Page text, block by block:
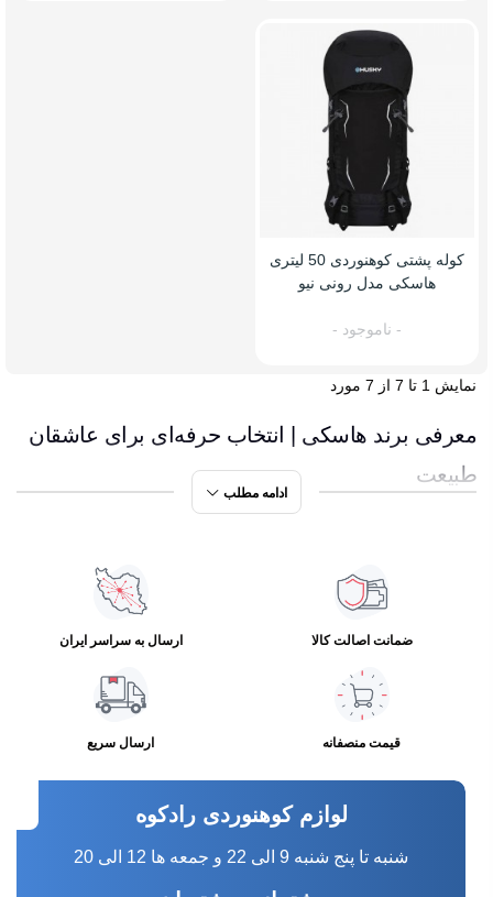
کوله پشتی کوهنوردی 50 لیتری
هاسکی مدل رونی نیو
- ناموجود -
نمایش 1 تا 7 از 7 مورد
معرفی برند هاسکی | انتخاب حرفه‌ای برای عاشقان
طبیعت
زیپ چادر را باز می‌کنید و منظره‌ای بی‌نظیر مقابل شماست.
تجربه جدی خود با تجهیزات حرفه‌ای را با برند هاسکی آغاز
کرده‌اند، برندی که سال‌هاست به عنوان یکی از نام‌های معتبر در
دنیای کوهنوردی و کمپینگ شناخته می‌شود.
ادامه مطلب
ضمانت اصالت کالا ارسال به سراسر ایران
قیمت منصفانه ارسال سریع
لوازم کوهنوردی رادکوه
شنبه تا پنج شنبه 9 الی 22 و جمعه ها 12 الی 20